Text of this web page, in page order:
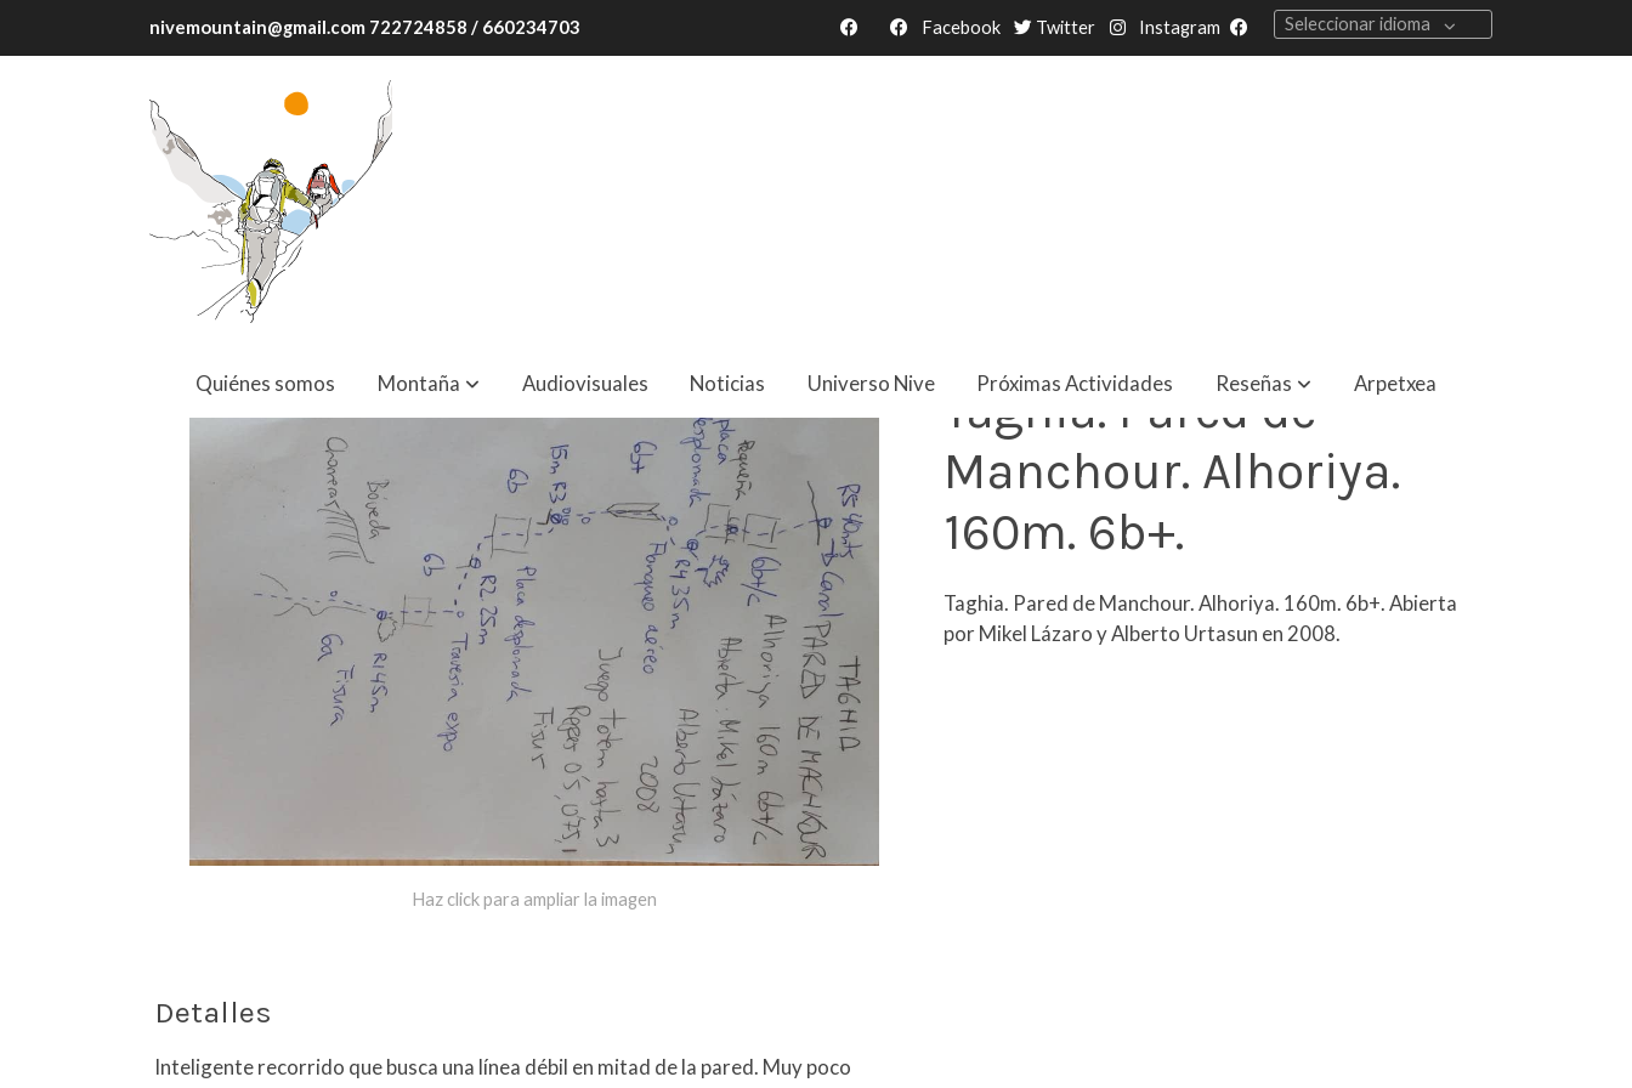
nivemountain@gmail.com 722724858 / 660234703 Facebook Twitter Instagram Seleccionar idioma
Quiénes somos Montaña Audiovisuales Noticias Universo Nive Próximas Actividades Reseñas Arpetxea
Taghia. Pared de Manchour. Alhoriya. 160m. 6b+.
Haz click para ampliar la imagen
Detalles
Inteligente recorrido que busca una línea débil en mitad de la pared. Muy poco
Taghia. Pared de
Manchour. Alhoriya.
160m. 6b+.
Taghia. Pared de Manchour. Alhoriya. 160m. 6b+. Abierta
por Mikel Lázaro y Alberto Urtasun en 2008.